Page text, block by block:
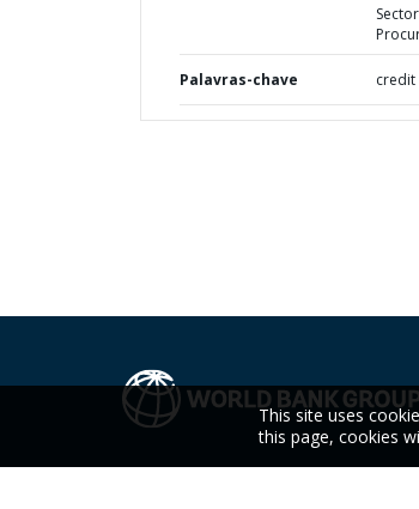
Palavras-chave credit
This site uses
this page, cookies